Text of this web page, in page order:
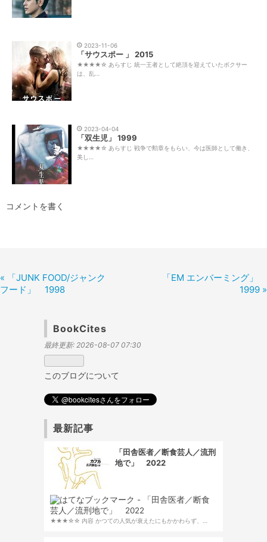
2023-11-06
「サウスポー 」 2015
★★★★☆ あらすじ 統一王者として絶頂を迎えていたボクサー
は、乱…
2023-04-04
「双生児」 1999
★★★★☆ あらすじ 戦争で勲章をもらい、今は医師として働き、
美し…
コメントを書く
«
「JUNK FOOD/ジャンク
フード」 1998
「EM エンバーミング」
1999 »
BookCites
最終更新: 2026-08-07 07:30
このブログについて
最新記事
「田舎医者／断食芸人／流刑
地で」 2022
★★★☆☆ 内容 かつての人気が衰えたにもかかわらず、…